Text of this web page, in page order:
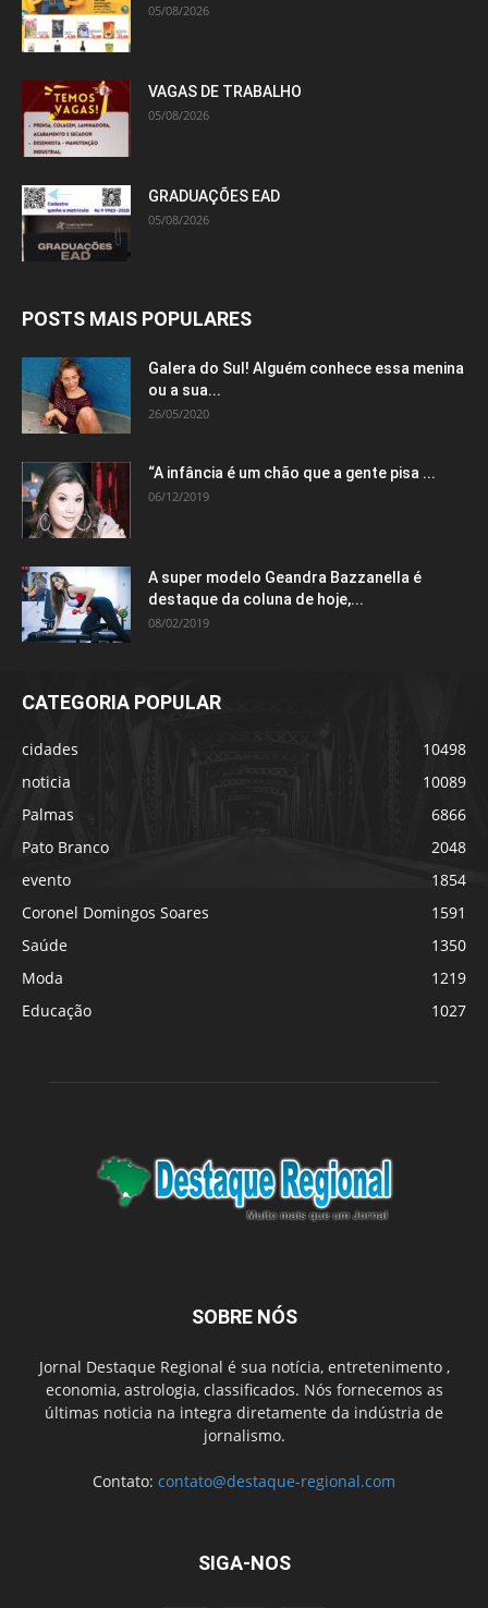
05/08/2026
VAGAS DE TRABALHO
05/08/2026
GRADUAÇÕES EAD
05/08/2026
POSTS MAIS POPULARES
Galera do Sul! Alguém conhece essa menina
ou a sua...
26/05/2020
“A infância é um chão que a gente pisa ...
06/12/2019
A super modelo Geandra Bazzanella é
destaque da coluna de hoje,...
08/02/2019
CATEGORIA POPULAR
cidades
10498
noticia
10089
Palmas
6866
Pato Branco
2048
evento
1854
Coronel Domingos Soares
1591
Saúde
1350
Moda
1219
Educação
1027
SOBRE NÓS
Jornal Destaque Regional é sua notícia, entretenimento ,
economia, astrologia, classificados. Nós fornecemos as
últimas noticia na integra diretamente da indústria de
jornalismo.
Contato: contato@destaque-regional.com
SIGA-NOS